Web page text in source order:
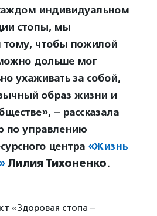
индивидуальном
стопы, мы
тому, чтобы пожилой
дольше мог
ухаживать за собой,
образ жизни и
– рассказала
по управлению
центра «Жизнь
Лилия Тихоненко.
«Здоровая стопа –